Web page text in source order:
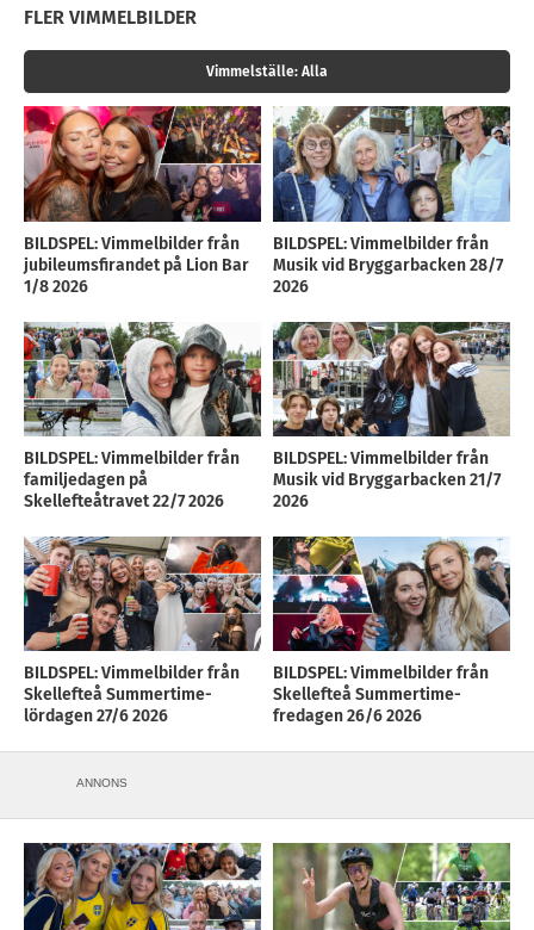
FLER VIMMELBILDER
Vimmelställe: Alla
BILDSPEL: Vimmelbilder från
jubileumsfirandet på Lion Bar
1/8 2026
BILDSPEL: Vimmelbilder från
Musik vid Bryggarbacken 28/7
2026
BILDSPEL: Vimmelbilder från
familjedagen på
Skellefteåtravet 22/7 2026
BILDSPEL: Vimmelbilder från
Musik vid Bryggarbacken 21/7
2026
BILDSPEL: Vimmelbilder från
Skellefteå Summertime-
lördagen 27/6 2026
BILDSPEL: Vimmelbilder från
Skellefteå Summertime-
fredagen 26/6 2026
ANNONS